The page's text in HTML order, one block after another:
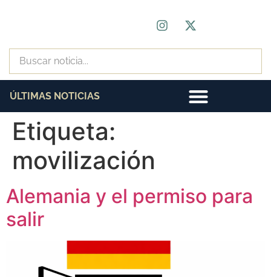
ÚLTIMAS NOTICIAS
Etiqueta:
movilización
Alemania y el permiso para
salir